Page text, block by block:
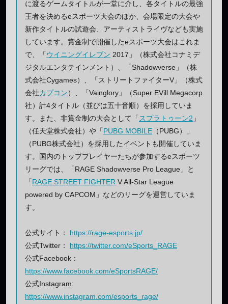
に渡るゲームタイトルが一堂に介し、各タイトルの最強
王者を決めるeスポーツ大会のほか、会場限定の大会や
新作タイトルの試遊会、アーティストライヴなども実施
しています。賞金制で開催したeスポーツ大会はこれま
で、「ウイニングイレブン 2017」（株式会社コナミデ
ジタルエンタテインメント）、「Shadowverse」（株
式会社Cygames）、「ストリートファイターV」（株式
会社カプコン）、「Vainglory」（Super EVill Megacorp
社）計4タイトル（並びは五十音順）を採用していま
す。また、非賞金制の大会として「スプラトゥーン2 」
（任天堂株式会社）や「PUBG MOBILE （PUBG）」
（PUBG株式会社）を採用したイベントも開催していま
す。国内のトッププレイヤーたちが参加するeスポーツ
リーグでは、「RAGE Shadowverse Pro League」と
「RAGE STREET FIGHTER V All-Star League
powered by CAPCOM」などのリーグを運営していま
す。
公式サイト： https://rage-esports.jp/
公式Twitter： https://twitter.com/eSports_RAGE
公式Facebook：
https://www.facebook.com/eSportsRAGE/
公式Instagram:
https://www.instagram.com/esports_rage/